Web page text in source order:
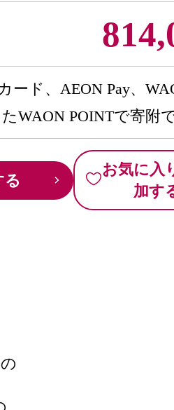
ード、AEON Pay、
WAON POINTで寄附
る
お気に入
加す